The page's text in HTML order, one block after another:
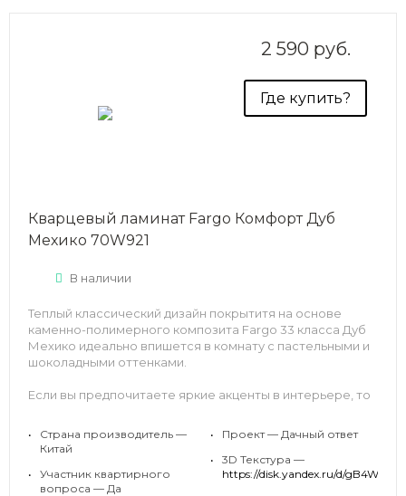
2 590 руб.
Где купить?
Кварцевый ламинат Fargo Комфорт Дуб
Мехико 70W921
В наличии
Теплый классический дизайн покрытитя на основе
каменно-полимерного композита Fargo 33 класса Дуб
Мехико идеально впишется в комнату с пастельными и
шоколадными оттенками.
Если вы предпочитаете яркие акценты в интерьере, то
натуральностью.
•
Страна производитель —
Китай
•
Участник квартирного
вопроса — Да
•
Проект — Дачный ответ
•
3D Текстура —
https://disk.yandex.ru/d/